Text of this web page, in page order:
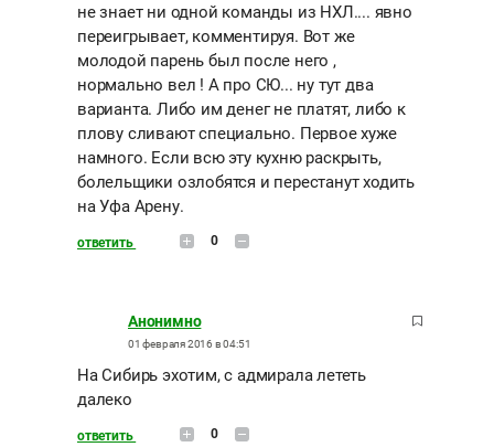
не знает ни одной команды из НХЛ.... явно
переигрывает, комментируя. Вот же
молодой парень был после него ,
нормально вел ! А про СЮ... ну тут два
варианта. Либо им денег не платят, либо к
плову сливают специально. Первое хуже
намного. Если всю эту кухню раскрыть,
болельщики озлобятся и перестанут ходить
на Уфа Арену.
ответить 0
Анонимно
01 февраля 2016 в 04:51
На Сибирь эхотим, с адмирала лететь
далеко
ответить 0